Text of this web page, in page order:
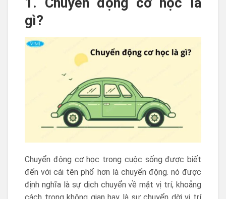
gì?
Chuyển động cơ học trong cuộc sống được biết
đến với cái tên phổ hơn là chuyển động. nó được
định nghĩa là sự dịch chuyển về mặt vị trí, khoảng